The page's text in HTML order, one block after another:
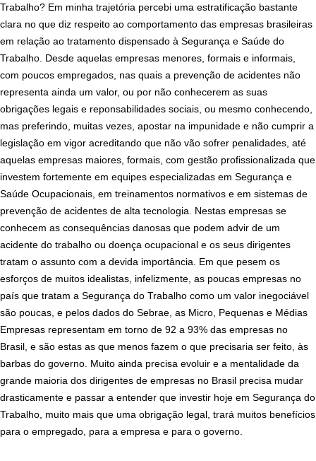
Trabalho? Em minha trajetória percebi uma estratificação bastante
clara no que diz respeito ao comportamento das empresas brasileiras
em relação ao tratamento dispensado à Segurança e Saúde do
Trabalho. Desde aquelas empresas menores, formais e informais,
com poucos empregados, nas quais a prevenção de acidentes não
representa ainda um valor, ou por não conhecerem as suas
obrigações legais e reponsabilidades sociais, ou mesmo conhecendo,
mas preferindo, muitas vezes, apostar na impunidade e não cumprir a
legislação em vigor acreditando que não vão sofrer penalidades, até
aquelas empresas maiores, formais, com gestão profissionalizada que
investem fortemente em equipes especializadas em Segurança e
Saúde Ocupacionais, em treinamentos normativos e em sistemas de
prevenção de acidentes de alta tecnologia. Nestas empresas se
conhecem as consequências danosas que podem advir de um
acidente do trabalho ou doença ocupacional e os seus dirigentes
tratam o assunto com a devida importância. Em que pesem os
esforços de muitos idealistas, infelizmente, as poucas empresas no
país que tratam a Segurança do Trabalho como um valor inegociável
são poucas, e pelos dados do Sebrae, as Micro, Pequenas e Médias
Empresas representam em torno de 92 a 93% das empresas no
Brasil, e são estas as que menos fazem o que precisaria ser feito, às
barbas do governo. Muito ainda precisa evoluir e a mentalidade da
grande maioria dos dirigentes de empresas no Brasil precisa mudar
drasticamente e passar a entender que investir hoje em Segurança do
Trabalho, muito mais que uma obrigação legal, trará muitos benefícios
para o empregado, para a empresa e para o governo.